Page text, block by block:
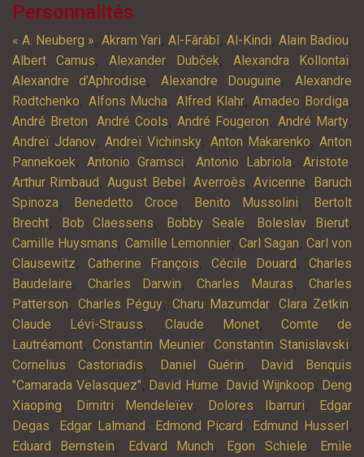
Personnalités
« A. Neuberg », Akram Yari, Al-Fârâbî, Al-Kindi, Alain Badiou,
Albert Camus,Alexander Dubček, Alexandra Kollontai,
Alexandre d’Aphrodise, Alexandre Douguine, Alexandre
Rodtchenko, Alfons Mucha,Alfred Klahr,Amadeo Bordiga,
André Breton, André Cools, André Fougeron, André Marty,
Andreï Jdanov, Andreï Vichinsky, Anton Makarenko, Anton
Pannekoek,Antonio Gramsci, Antonio Labriola,Aristote,
Arthur Rimbaud ,August Bebel , Averroès, Avicenne, Baruch
Spinoza, Benedetto Croce, Benito Mussolini,
Bertolt
Brecht, Bob Claessens, Bobby Seale, Boleslav Bierut,
Camille Huysmans,Camille Lemonnier, Carl Sagan, Carl von
Clausewitz,Catherine François,Cécile Douard ,Charles
Baudelaire, Charles Darwin, Charles Mauras, Charles
Patterson, Charles Péguy,Charu Mazumdar,Clara Zetkin,
Claude Lévi-Strauss,Claude Monet,Comte de
Lautréamont, Constantin Meunier,Constantin Stanislavski,
Cornelius Castoriadis, Daniel Guérin,
David Benquis
"Camarada Velasquez", David Hume, David Wijnkoop, Deng
Xiaoping, Dimitri Mendeleïev, Dolores Ibarruri,
Edgar
Degas, Edgar Lalmand , Edmond Picard , Edmund Husserl ,
Eduard Bernstein, Edvard Munch, Egon Schiele,
Emile